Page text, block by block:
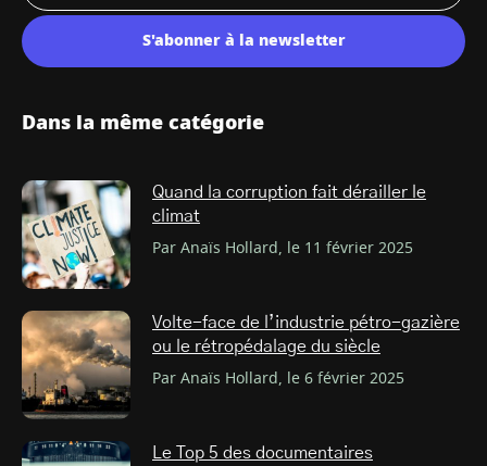
S'abonner à la newsletter
Dans la même catégorie
Quand la corruption fait dérailler le
climat
Par Anaïs Hollard, le 11 février 2025
Volte-face de l’industrie pétro-gazière
ou le rétropédalage du siècle
Par Anaïs Hollard, le 6 février 2025
Le Top 5 des documentaires